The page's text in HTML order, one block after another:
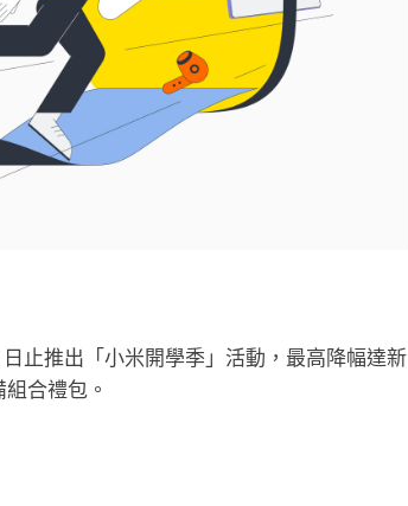
日止推出「小米開學季」活動，最高降幅達新
合禮包。